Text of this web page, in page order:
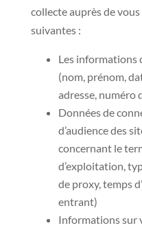
collecte auprès de
suivantes :
Les informations
(nom, prénom,
adresse, numéro
Données de
d’audience des
concernant le
d’exploitation,
de proxy, temps
entrant)
Informations sur